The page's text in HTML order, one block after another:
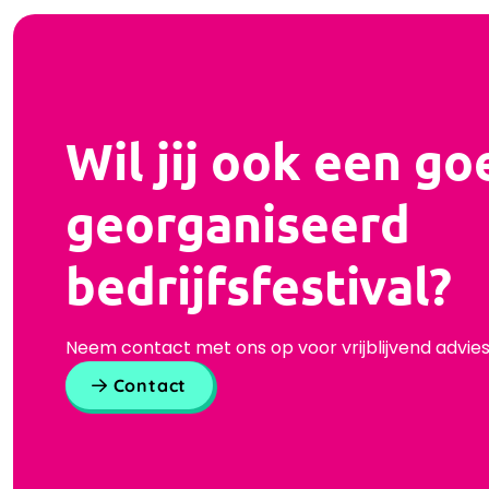
Wil jij ook een
georganiseerd
bedrijfsfestival?
Neem contact met ons op voor vrijblijvend
Contact